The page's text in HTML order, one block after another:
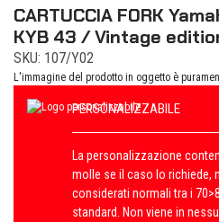
CARTUCCIA FORK
KYB 43 / Vintage
SKU: 107/Y02
L'immagine del prodotto in oggetto è
PERSONALIZZABILE
La personalizzazione
molle se il caso lo richiede,
considerati normali tra i
standard. Non viene in